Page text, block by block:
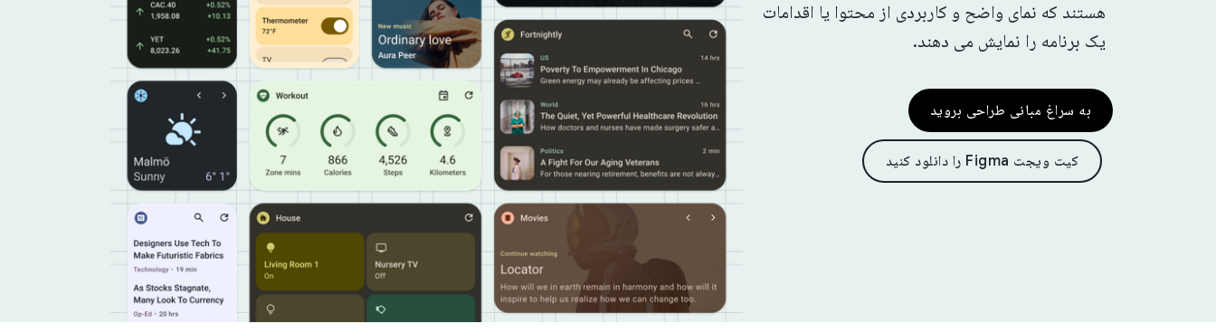
هستند که نمای واضح و کاربردی از محتوا یا اقدامات
یک برنامه را نمایش می دهند.
به سراغ مبانی طراحی بروید
کیت ویجت Figma را دانلود کنید